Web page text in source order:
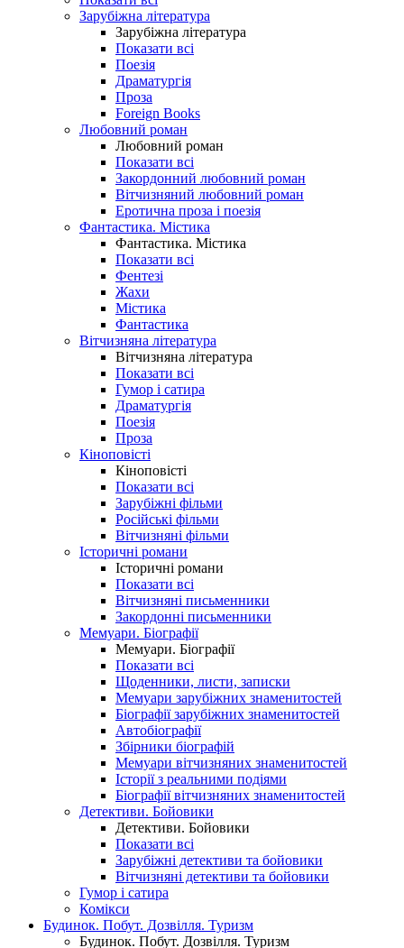
Зарубіжна література
Зарубіжна література
Показати всі
Поезія
Драматургія
Проза
Foreign Books
Любовний роман
Любовний роман
Показати всі
Закордонний любовний роман
Вітчизняний любовний роман
Еротична проза і поезія
Фантастика. Містика
Фантастика. Містика
Показати всі
Фентезі
Жахи
Містика
Фантастика
Вітчизняна література
Вітчизняна література
Показати всі
Гумор і сатира
Драматургія
Поезія
Проза
Кіноповісті
Кіноповісті
Показати всі
Зарубіжні фільми
Російські фільми
Вітчизняні фільми
Історичні романи
Історичні романи
Показати всі
Вітчизняні письменники
Закордонні письменники
Мемуари. Біографії
Мемуари. Біографії
Показати всі
Щоденники, листи, записки
Мемуари зарубіжних знаменитостей
Біографії зарубіжних знаменитостей
Автобіографії
Збірники біографій
Мемуари вітчизняних знаменитостей
Історії з реальними подіями
Біографії вітчизняних знаменитостей
Детективи. Бойовики
Детективи. Бойовики
Показати всі
Зарубіжні детективи та бойовики
Вітчизняні детективи та бойовики
Гумор і сатира
Комікси
Будинок. Побут. Дозвілля. Туризм
Будинок. Побут. Дозвілля. Туризм